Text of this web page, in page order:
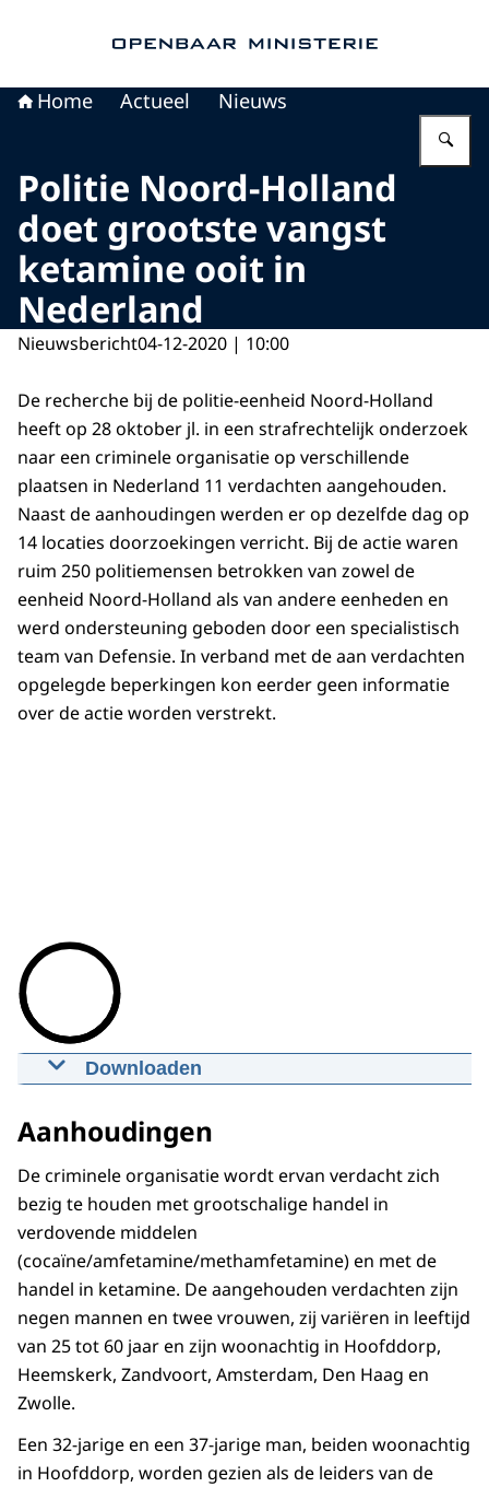
Home Actueel Nieuws
Politie Noord-Holland
doet grootste vangst
ketamine ooit in
Nederland
Nieuwsbericht04-12-2020 | 10:00
De recherche bij de politie-eenheid Noord-Holland
heeft op 28 oktober jl. in een strafrechtelijk onderzoek
naar een criminele organisatie op verschillende
plaatsen in Nederland 11 verdachten aangehouden.
Naast de aanhoudingen werden er op dezelfde dag op
14 locaties doorzoekingen verricht. Bij de actie waren
ruim 250 politiemensen betrokken van zowel de
eenheid Noord-Holland als van andere eenheden en
werd ondersteuning geboden door een specialistisch
team van Defensie. In verband met de aan verdachten
opgelegde beperkingen kon eerder geen informatie
over de actie worden verstrekt.
Downloaden
vangst ketamine ooit in Nederland
00:02:27
Download
Aanhoudingen
De criminele organisatie wordt ervan verdacht zich
bezig te houden met grootschalige handel in
verdovende middelen
(cocaïne/amfetamine/methamfetamine) en met de
handel in ketamine. De aangehouden verdachten zijn
negen mannen en twee vrouwen, zij variëren in leeftijd
van 25 tot 60 jaar en zijn woonachtig in Hoofddorp,
Heemskerk, Zandvoort, Amsterdam, Den Haag en
Zwolle.
Een 32-jarige en een 37-jarige man, beiden woonachtig
in Hoofddorp, worden gezien als de leiders van de